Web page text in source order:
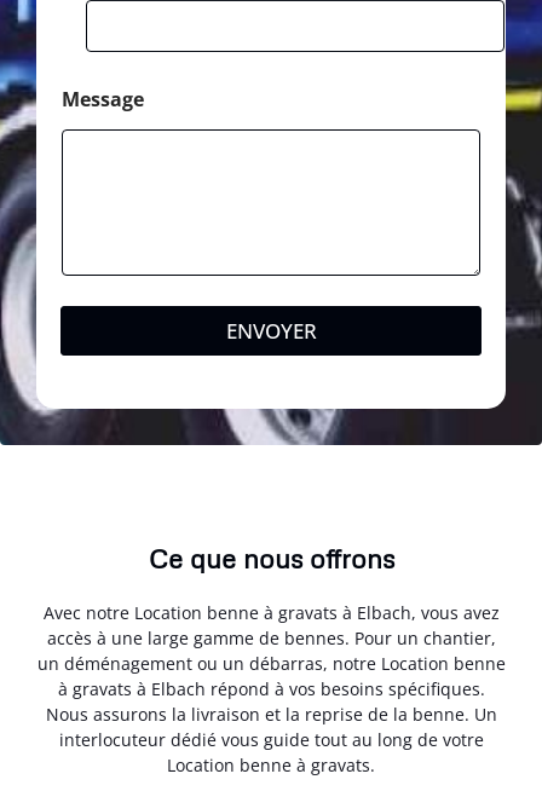
Message
ENVOYER
Ce que nous offrons
Avec notre Location benne à gravats à Elbach, vous avez
accès à une large gamme de bennes. Pour un chantier,
un déménagement ou un débarras, notre Location benne
à gravats à Elbach répond à vos besoins spécifiques.
Nous assurons la livraison et la reprise de la benne. Un
interlocuteur dédié vous guide tout au long de votre
Location benne à gravats.